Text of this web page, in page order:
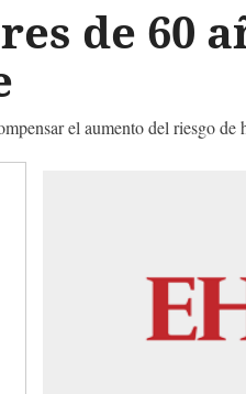
de 60
el aumento del riesgo de